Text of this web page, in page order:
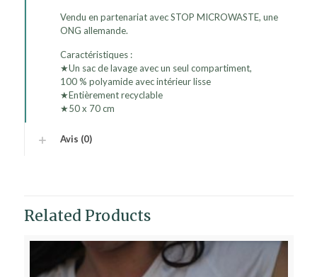
Vendu en partenariat avec STOP MICROWASTE, une
ONG allemande.
Caractéristiques :
★Un sac de lavage avec un seul compartiment,
100 % polyamide avec intérieur lisse
★Entièrement recyclable
★50 x 70 cm
Avis (0)
Related Products